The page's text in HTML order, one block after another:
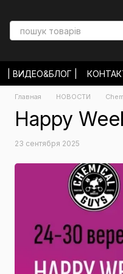
| ВИДЕО&БЛОГ |
МАГАЗИНОВ
ОПЛАТА И
ВОЗВРАТ
О МАГАЗИНЕ
НОВОСТИ
Главная НОВОСТИ
Happy
23 сентября 2025